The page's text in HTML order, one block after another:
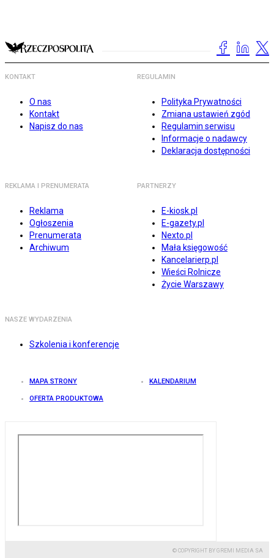
KONTAKT
O nas
Kontakt
Napisz do nas
REGULAMIN
Polityka Prywatności
Zmiana ustawień zgód
Regulamin serwisu
Informacje o nadawcy
Deklaracja dostępności
REKLAMA I PRENUMERATA
Reklama
Ogłoszenia
Prenumerata
Archiwum
PARTNERZY
E-kiosk.pl
E-gazety.pl
Nexto.pl
Mała księgowość
Kancelarierp.pl
Wieści Rolnicze
Życie Warszawy
NASZE WYDARZENIA
Szkolenia i konferencje
MAPA STRONY KALENDARIUM
OFERTA PRODUKTOWA
© COPYRIGHT BY GREMI MEDIA SA